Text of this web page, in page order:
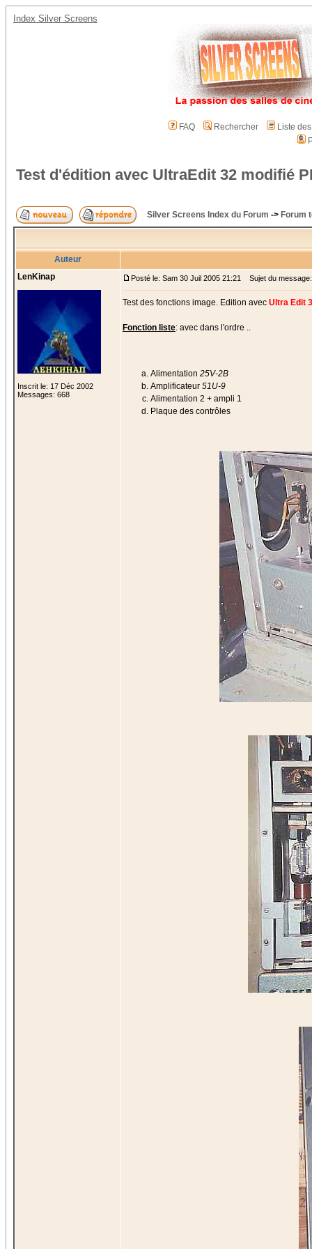
Index Silver Screens
FAQ Rechercher
Liste
Test d'édition avec UltraEdit 32 modifié
Silver Screens Index du Forum -> Forum
Auteur
LenKinap
Inscrit le: 17 Déc 2002
Messages: 668
Posté le: Sam 30 Juil 2005 21:21 Sujet du
Test des fonctions image. Edition avec Ultra Edit
Fonction liste: avec dans l'ordre ..
Alimentation 25V-2B
Amplificateur 51U-9
Alimentation 2 + ampli 1
Plaque des contrôles